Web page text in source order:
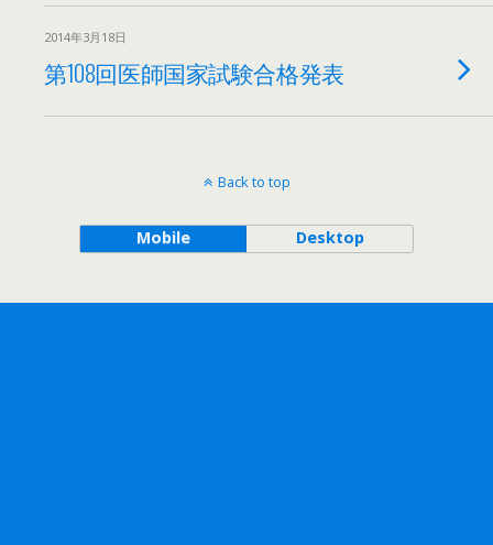
2014年3月18日
第108回医師国家試験合格発表
Back to top
Mobile Desktop